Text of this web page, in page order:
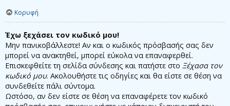
Κορυφή
Έχω ξεχάσει τον κωδικό μου!
Μην πανικοβάλλεστε! Αν και ο κωδικός πρόσβασής σας δεν
μπορεί να ανακτηθεί, μπορεί εύκολα να επαναφερθεί.
Επισκεφθείτε τη σελίδα σύνδεσης και πατήστε στο Ξέχασα τον
κωδικό μου. Ακολουθήστε τις οδηγίες και θα είστε σε θέση να
συνδεθείτε πάλι σύντομα.
Ωστόσο, αν δεν είστε σε θέση να επαναφέρετε τον κωδικό